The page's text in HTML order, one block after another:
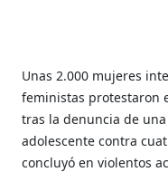
Unas 2.000 mujeres
feministas protestaron
tras la denuncia de
adolescente contra
concluyó en violentos